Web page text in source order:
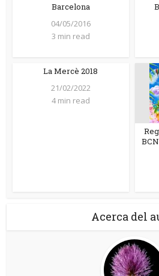
Barcelona
04/05/2016
3 min read
La Mercè 2018
21/02/2022
4 min read
Acerca del